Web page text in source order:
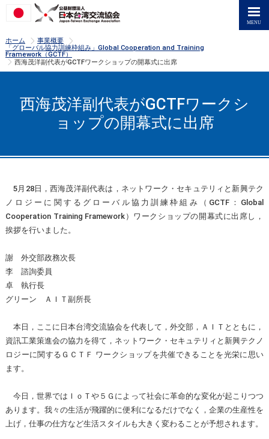
ホーム >
事業概要
「グローバル協力訓練枠組み」Global Cooperation and Training
Framework（GCTF）
>
西海茂洋副代表がGCTFワークショップの開幕式に出席
西海茂洋副代表がGCTFワークシ
ョップの開幕式に出席
5月28日，西海茂洋副代表は，ネットワーク・セキュテリィと新興テク
ノロジーに関するグローバル協力訓練枠組み（GCTF：Global
Cooperation Training Framework）ワークショップの開幕式に出席し，
挨拶を行いました。
謝 外交部政務次長
李 諮詢委員
卓 執行長
グリーン ＡＩＴ副所長
本日，ここに日本台湾交流協会を代表して，外交部，ＡＩＴとともに，
資訊工業策進会の協力を得て，ネットワーク・セキュテリィと新興テクノ
ロジーに関するＧＣＴＦ ワークショップを共催できることを光栄に思い
ます。
今日，世界ではＩｏＴや５Ｇによって社会に革命的な変化が起こりつつ
あります。我々の生活が飛躍的に便利になるだけでなく，企業の生産性を
上げ，仕事の仕方など生活スタイルも大きく変わることが予想されます。